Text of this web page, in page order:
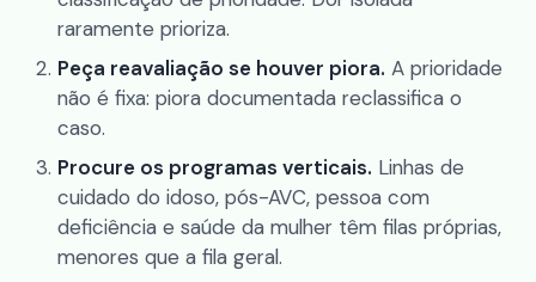
raramente prioriza.
Peça reavaliação se houver piora. A prioridade
não é fixa: piora documentada reclassifica o
caso.
Procure os programas verticais. Linhas de
cuidado do idoso, pós-AVC, pessoa com
deficiência e saúde da mulher têm filas próprias,
menores que a fila geral.